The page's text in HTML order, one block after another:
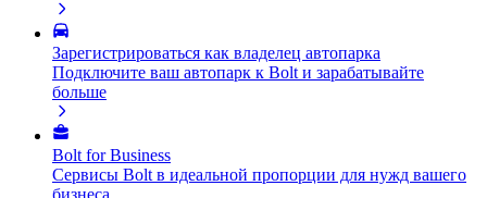
Зарегистрироваться как владелец автопарка
Подключите ваш автопарк к Bolt и зарабатывайте
больше
Bolt for Business
Сервисы Bolt в идеальной пропорции для нужд вашего
бизнеса